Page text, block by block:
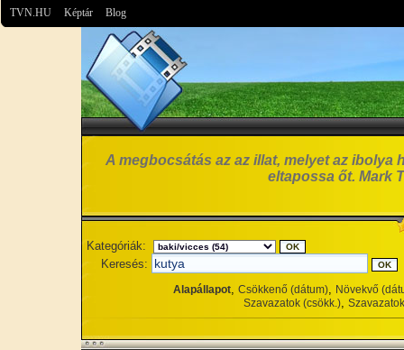
TVN.HU Képtár Blog
A megbocsátás az az illat, melyet az ibolya
eltapossa őt. Mark
Kategóriák:
Keresés:
Alapállapot, Csökkenő (dátum), Növekvő
Szavazatok (csökk.),